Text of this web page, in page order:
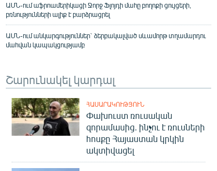
ԱՄՆ-ում աֆրոամերիկացի Ջորջ Ֆլոյդի մահը բողոքի ցույցերի,
բռնությունների ալիք է բարձրացրել
ԱՄՆ-ում անկարգություններ` ձերբակալված սևամորթ տղամարդու
մահվան կապակցությամբ
Շարունակել կարդալ
ՀԱՍԱՐԱԿՈՒԹՅՈՒՆ
Փախուստ ռուսական
զորամասից. ինչու է ռուսների
հոսքը Հայաստան կրկին
ակտիվացել